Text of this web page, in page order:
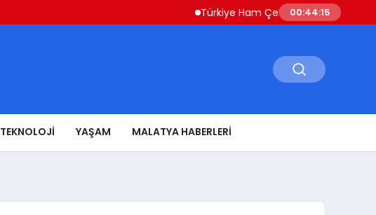
Türkiye Ham Çelik Üretimi Yüzde 8,1
00:44:16
TEKNOLOJI YAŞAM MALATYA HABERLERI